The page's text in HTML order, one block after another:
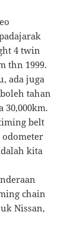
4 twin
thn 1999.
ada juga
tahan
30,000km.
belt
kita
chain
Nissan,